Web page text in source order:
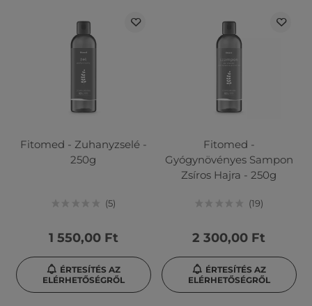
Fitomed - Zuhanyzselé -
250g
5
1 550,00 Ft
ÉRTESÍTÉS AZ
ELÉRHETŐSÉGRŐL
Fitomed -
Gyógynövényes Sampon
Zsíros Hajra - 250g
19
2 300,00 Ft
ÉRTESÍTÉS AZ
ELÉRHETŐSÉGRŐL